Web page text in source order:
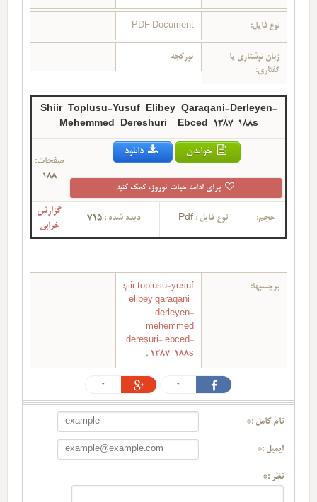
نوع فایل: PDF Document
زبان نوشتاری یا
گفتاری:
تورکجه
Shiir_Toplusu-Yusuf_Elibey_Qaraqani-Derleyen-
Mehemmed_Dereshuri-_Ebced-1387-188s
خواندن دانلود
برای ادامه حیات توروز، کمک کنید
صفحات:
188
حجم: نوع فایل :Pdf دیده شده :715
گزارش
خرابی
برچسبها:
şiir toplusu-yusuf
elibey qaraqani-
derleyen-
mehemmed
dereşuri- ebced-
1387-188s
,
0
0
نام کامل :*
ایمیل :*
نظر :*